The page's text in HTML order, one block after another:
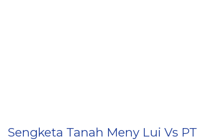
Sengketa Tanah Meny Lui Vs PT